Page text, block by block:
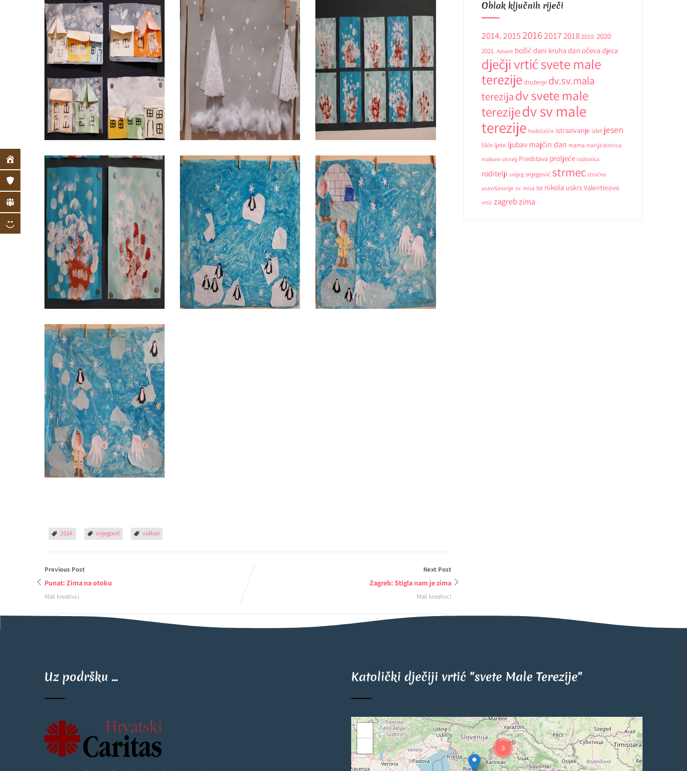
2014. snjegović vulkan
Previous Post
Punat: Zima na otoku
Mali kreativci
Next Post
Zagreb: Stigla nam je zima
Mali kreativci
Oblak ključnih riječi
2014.20152016201720182019.2020
2021. Advent božić dani kruhadan očeva djeca
dječji vrtić svete male
terezijedruženje dv.sv.mala
terezijadv svete male
terezijedv sv male
terezije hodočašće istrazivanje izlet jesen
lišće ljeto ljubav majčin dan mama marija bistrica
maškare obitelj Predstava proljeće radionica
roditelji snijeg snjegović strmec stručno
usavršavanje sv. misa sv nikola uskrsValentinovo
vrtić zagrebzima
Uz podršku ... Katolički dječiji vrtić "svete Male Terezije"
3